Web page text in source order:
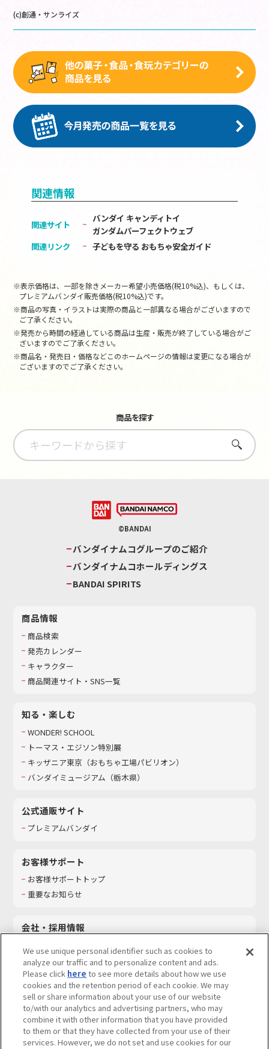
(c)創通・サンライズ
関連情報
関連サイト
バンダイ キャンディトイ
ガンダムパーフェクトウェブ
関連リンク
子どもを守る おもちゃ安全ガイド
※表示価格は、一部を除きメーカー希望小売価格(税10%込)、もしくは、
プレミアムバンダイ販売価格(税10%込)です。
※商品の写真・イラストは実際の商品と一部異なる場合がございますので
ご了承ください。
※発売から時間の経過している商品は生産・販売が終了している場合がご
ざいますのでご了承ください。
※商品名・発売日・価格などこのホームページの情報は変更になる場合が
ございますのでご了承ください。
商品を探す
さがす
©BANDAI
バンダイナムコグループのご紹介
バンダイナムコホールディングス
BANDAI SPIRITS
商品情報
商品検索
発売カレンダー
キャラクター
商品関連サイト・SNS一覧
知る・楽しむ
WONDER! SCHOOL
トーマス・エジソン特別展
キッザニア東京（おもちゃ工場パビリオン）​
バンダイミュージアム（栃木県）
公式通販サイト
プレミアムバンダイ
お客様サポート
お客様サポートトップ
重要なお知らせ
会社・採用情報
採用情報
サステナビリティ
お問い合わせ
ウェブサイトご利用条件 ソーシャルメディアポリシー
We use unique personal identifier such as cookies to
analyze our traffic and to personalize content and ads.
Please click here to see more details about how we use
cookies and the retention period of each cookie. We may
sell or share information about your use of our website
to/with our analytics and advertising partners, who may
combine it with other information that you have provided
to them or that they have collected from your use of their
services. However, we do not set and use cookies for our